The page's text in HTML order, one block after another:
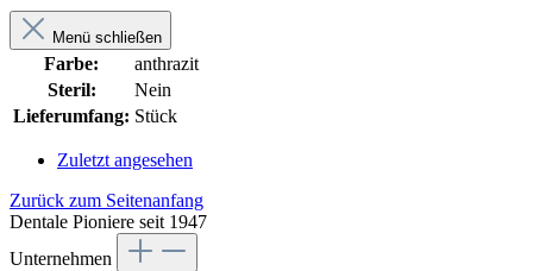
Menü schließen
Farbe:
anthrazit
Steril:
Nein
Lieferumfang: Stück
Zuletzt angesehen
Zurück zum Seitenanfang
Dentale Pioniere seit 1947
Unternehmen